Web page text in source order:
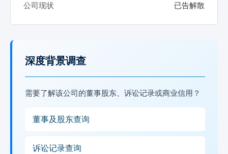
公司现状 已告解散
深度背景调查
需要了解该公司的董事股东、诉讼记录或商业信用？
董事及股东查询
诉讼记录查询